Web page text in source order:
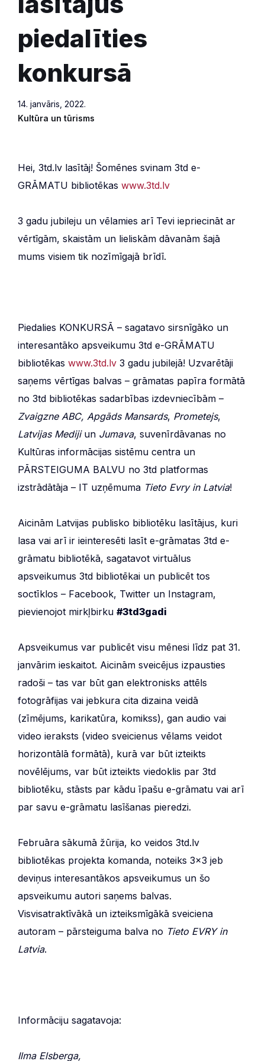
piedalīties
konkursā
14. janvāris, 2022.
Kultūra un tūrisms
Hei, 3td.lv lasītāj! Šomēnes svinam 3td e-
GRĀMATU bibliotēkas www.3td.lv
3 gadu jubileju un vēlamies arī Tevi iepriecināt ar
vērtīgām, skaistām un lieliskām dāvanām šajā
mums visiem tik nozīmīgajā brīdī.
Piedalies KONKURSĀ – sagatavo sirsnīgāko un
interesantāko apsveikumu 3td e-GRĀMATU
bibliotēkas www.3td.lv 3 gadu jubilejā! Uzvarētāji
saņems vērtīgas balvas – grāmatas papīra formātā
no 3td bibliotēkas sadarbības izdevniecībām –
Zvaigzne ABC, Apgāds Mansards, Prometejs,
Latvijas Medijiun Jumava, suvenīrdāvanas no
Kultūras informācijas sistēmu centra un
PĀRSTEIGUMA BALVU no 3td platformas
izstrādātāja – IT uzņēmuma Tieto Evry in Latvia!
Aicinām Latvijas publisko bibliotēku lasītājus, kuri
lasa vai arī ir ieinteresēti lasīt e-grāmatas 3td e-
grāmatu bibliotēkā, sagatavot virtuālus
apsveikumus 3td bibliotēkai un publicēt tos
soctīklos – Facebook, Twitter un Instagram,
pievienojot mirkļbirku #3td3gadi
Apsveikumus var publicēt visu mēnesi līdz pat 31.
janvārim ieskaitot. Aicinām sveicējus izpausties
radoši – tas var būt gan elektronisks attēls
fotogrāfijas vai jebkura cita dizaina veidā
(zīmējums, karikatūra, komikss), gan audio vai
video ieraksts (video sveicienus vēlams veidot
horizontālā formātā), kurā var būt izteikts
novēlējums, var būt izteikts viedoklis par 3td
bibliotēku, stāsts par kādu īpašu e-grāmatu vai arī
par savu e-grāmatu lasīšanas pieredzi.
Februāra sākumā žūrija, ko veidos 3td.lv
bibliotēkas projekta komanda, noteiks 3×3 jeb
deviņus interesantākos apsveikumus un šo
apsveikumu autori saņems balvas.
Visvisatraktīvākā un izteiksmīgākā sveiciena
autoram – pārsteiguma balva no Tieto EVRY in
Latvia.
Informāciju sagatavoja:
Ilma Elsberga,